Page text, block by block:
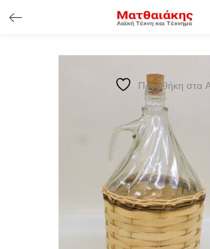
Προσθήκη στα
ΕΊΣΟΔΟΣ ΠΕΛΑΤΏΝ
Εισάγετε το Username & Password για την
Υπενθύμιση κωδικού
Είσοδος Πελατών
Χάσατε τον κωδικό σας ?